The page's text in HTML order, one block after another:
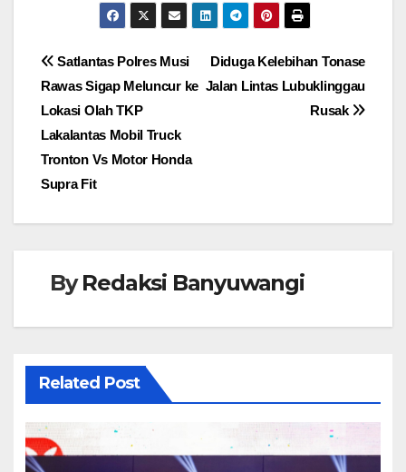
Navigasi
pos
Diduga Kelebihan Tonase
Jalan Lintas Lubuklinggau
Rusak
Satlantas Polres Musi
Rawas Sigap Meluncur ke
Lokasi Olah TKP
Lakalantas Mobil Truck
Tronton Vs Motor Honda
Supra Fit
ByRedaksi Banyuwangi
Related Post